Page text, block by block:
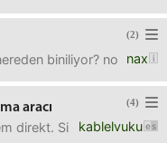
(2)
nax
biniliyor? normal
(4)
aracı
kablelvuku
direkt. Silahtar caddesi.